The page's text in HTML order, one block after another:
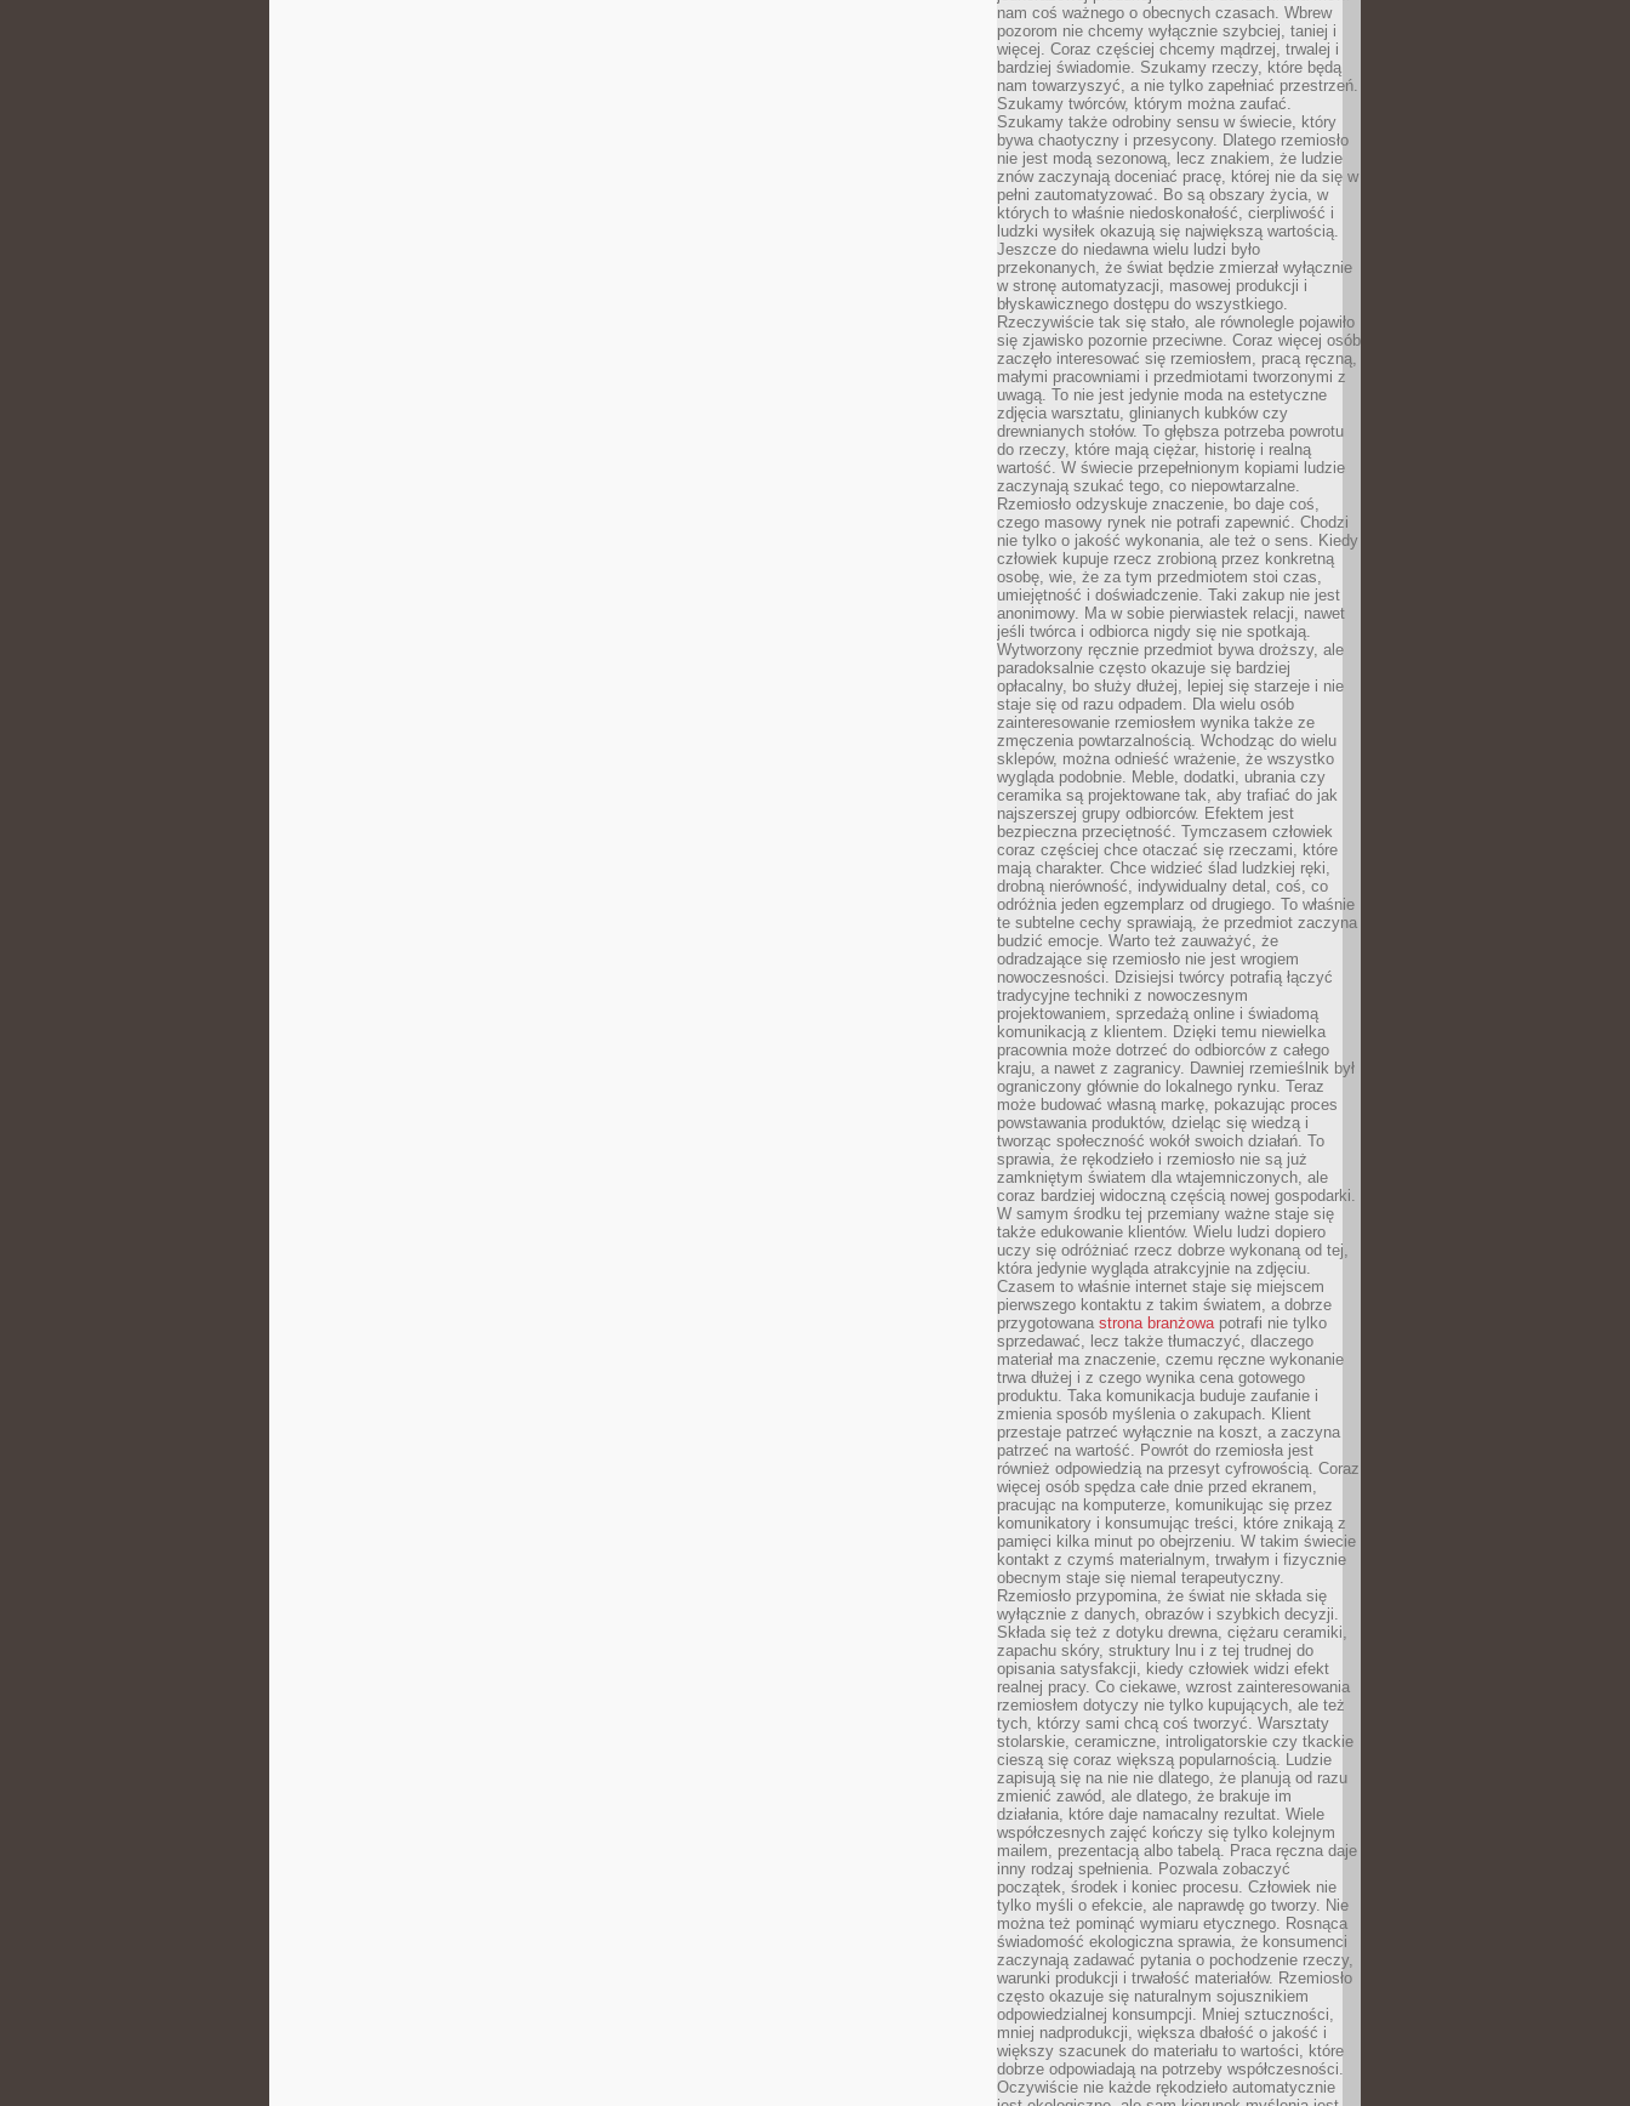
nam coś ważnego o obecnych czasach. Wbrew
pozorom nie chcemy wyłącznie szybciej, taniej i
więcej. Coraz częściej chcemy mądrzej, trwalej i
bardziej świadomie. Szukamy rzeczy, które będą
nam towarzyszyć, a nie tylko zapełniać przestrzeń.
Szukamy twórców, którym można zaufać.
Szukamy także odrobiny sensu w świecie, który
bywa chaotyczny i przesycony. Dlatego rzemiosło
nie jest modą sezonową, lecz znakiem, że ludzie
znów zaczynają doceniać pracę, której nie da się w
pełni zautomatyzować. Bo są obszary życia, w
których to właśnie niedoskonałość, cierpliwość i
ludzki wysiłek okazują się największą wartością.
Jeszcze do niedawna wielu ludzi było
przekonanych, że świat będzie zmierzał wyłącznie
w stronę automatyzacji, masowej produkcji i
błyskawicznego dostępu do wszystkiego.
Rzeczywiście tak się stało, ale równolegle pojawiło
się zjawisko pozornie przeciwne. Coraz więcej osób
zaczęło interesować się rzemiosłem, pracą ręczną,
małymi pracowniami i przedmiotami tworzonymi z
uwagą. To nie jest jedynie moda na estetyczne
zdjęcia warsztatu, glinianych kubków czy
drewnianych stołów. To głębsza potrzeba powrotu
do rzeczy, które mają ciężar, historię i realną
wartość. W świecie przepełnionym kopiami ludzie
zaczynają szukać tego, co niepowtarzalne.
Rzemiosło odzyskuje znaczenie, bo daje coś,
czego masowy rynek nie potrafi zapewnić. Chodzi
nie tylko o jakość wykonania, ale też o sens. Kiedy
człowiek kupuje rzecz zrobioną przez konkretną
osobę, wie, że za tym przedmiotem stoi czas,
umiejętność i doświadczenie. Taki zakup nie jest
anonimowy. Ma w sobie pierwiastek relacji, nawet
jeśli twórca i odbiorca nigdy się nie spotkają.
Wytworzony ręcznie przedmiot bywa droższy, ale
paradoksalnie często okazuje się bardziej
opłacalny, bo służy dłużej, lepiej się starzeje i nie
staje się od razu odpadem. Dla wielu osób
zainteresowanie rzemiosłem wynika także ze
zmęczenia powtarzalnością. Wchodząc do wielu
sklepów, można odnieść wrażenie, że wszystko
wygląda podobnie. Meble, dodatki, ubrania czy
ceramika są projektowane tak, aby trafiać do jak
najszerszej grupy odbiorców. Efektem jest
bezpieczna przeciętność. Tymczasem człowiek
coraz częściej chce otaczać się rzeczami, które
mają charakter. Chce widzieć ślad ludzkiej ręki,
drobną nierówność, indywidualny detal, coś, co
odróżnia jeden egzemplarz od drugiego. To właśnie
te subtelne cechy sprawiają, że przedmiot zaczyna
budzić emocje. Warto też zauważyć, że
odradzające się rzemiosło nie jest wrogiem
nowoczesności. Dzisiejsi twórcy potrafią łączyć
tradycyjne techniki z nowoczesnym
projektowaniem, sprzedażą online i świadomą
komunikacją z klientem. Dzięki temu niewielka
pracownia może dotrzeć do odbiorców z całego
kraju, a nawet z zagranicy. Dawniej rzemieślnik był
ograniczony głównie do lokalnego rynku. Teraz
może budować własną markę, pokazując proces
powstawania produktów, dzieląc się wiedzą i
tworząc społeczność wokół swoich działań. To
sprawia, że rękodzieło i rzemiosło nie są już
zamkniętym światem dla wtajemniczonych, ale
coraz bardziej widoczną częścią nowej gospodarki.
W samym środku tej przemiany ważne staje się
także edukowanie klientów. Wielu ludzi dopiero
uczy się odróżniać rzecz dobrze wykonaną od tej,
która jedynie wygląda atrakcyjnie na zdjęciu.
Czasem to właśnie internet staje się miejscem
pierwszego kontaktu z takim światem, a dobrze
przygotowana strona branżowapotrafi nie tylko
sprzedawać, lecz także tłumaczyć, dlaczego
materiał ma znaczenie, czemu ręczne wykonanie
trwa dłużej i z czego wynika cena gotowego
produktu. Taka komunikacja buduje zaufanie i
zmienia sposób myślenia o zakupach. Klient
przestaje patrzeć wyłącznie na koszt, a zaczyna
patrzeć na wartość. Powrót do rzemiosła jest
również odpowiedzią na przesyt cyfrowością. Coraz
więcej osób spędza całe dnie przed ekranem,
pracując na komputerze, komunikując się przez
komunikatory i konsumując treści, które znikają z
pamięci kilka minut po obejrzeniu. W takim świecie
kontakt z czymś materialnym, trwałym i fizycznie
obecnym staje się niemal terapeutyczny.
Rzemiosło przypomina, że świat nie składa się
wyłącznie z danych, obrazów i szybkich decyzji.
Składa się też z dotyku drewna, ciężaru ceramiki,
zapachu skóry, struktury lnu i z tej trudnej do
opisania satysfakcji, kiedy człowiek widzi efekt
realnej pracy. Co ciekawe, wzrost zainteresowania
rzemiosłem dotyczy nie tylko kupujących, ale też
tych, którzy sami chcą coś tworzyć. Warsztaty
stolarskie, ceramiczne, introligatorskie czy tkackie
cieszą się coraz większą popularnością. Ludzie
zapisują się na nie nie dlatego, że planują od razu
zmienić zawód, ale dlatego, że brakuje im
działania, które daje namacalny rezultat. Wiele
współczesnych zajęć kończy się tylko kolejnym
mailem, prezentacją albo tabelą. Praca ręczna daje
inny rodzaj spełnienia. Pozwala zobaczyć
początek, środek i koniec procesu. Człowiek nie
tylko myśli o efekcie, ale naprawdę go tworzy. Nie
można też pominąć wymiaru etycznego. Rosnąca
świadomość ekologiczna sprawia, że konsumenci
zaczynają zadawać pytania o pochodzenie rzeczy,
warunki produkcji i trwałość materiałów. Rzemiosło
często okazuje się naturalnym sojusznikiem
odpowiedzialnej konsumpcji. Mniej sztuczności,
mniej nadprodukcji, większa dbałość o jakość i
większy szacunek do materiału to wartości, które
dobrze odpowiadają na potrzeby współczesności.
Oczywiście nie każde rękodzieło automatycznie